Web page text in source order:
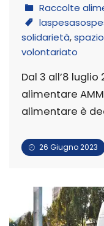
Raccolte
solidarietà,
volontariato
Dal 3 all’8
alimentare
alimentare è
26 Giugno 2023